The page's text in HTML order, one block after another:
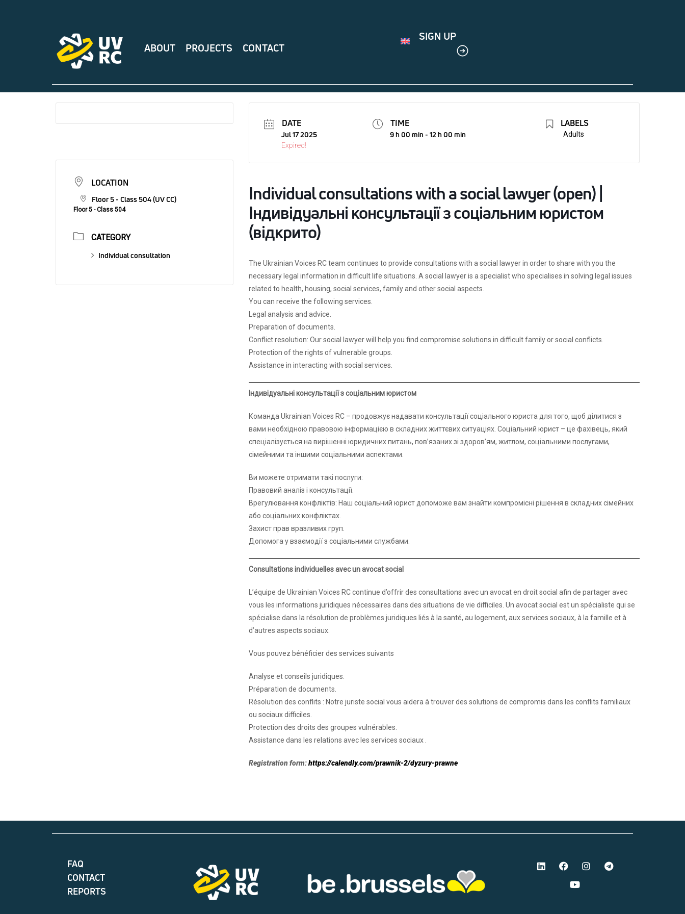
ABOUT PROJECTS CONTACT
SIGN UP
LOCATION
Floor 5 - Class 504 (UV CC)
Floor 5 - Class 504
CATEGORY
Individual consultation
DATE
Jul 17 2025
Expired!
TIME
9 h 00 min - 12 h 00 min
LABELS
Adults
Individual consultations with a social lawyer (open) |
Індивідуальні консультації з соціальним юристом
(відкрито)
The Ukrainian Voices RC team continues to provide consultations with a social lawyer in order to share with you the
necessary legal information in difficult life situations. A social lawyer is a specialist who specialises in solving legal issues
related to health, housing, social services, family and other social aspects.
You can receive the following services.
Legal analysis and advice.
Preparation of documents.
Conflict resolution: Our social lawyer will help you find compromise solutions in difficult family or social conflicts.
Protection of the rights of vulnerable groups.
Assistance in interacting with social services.
Індивідуальні консультації з соціальним юристом
Команда Ukrainian Voices RC – продовжує надавати консультації соціального юриста для того, щоб ділитися з
вами необхідною правовою інформацією в складних життєвих ситуаціях. Соціальний юрист – це фахівець, який
спеціалізується на вирішенні юридичних питань, пов’язаних зі здоров’ям, житлом, соціальними послугами,
сімейними та іншими соціальними аспектами.
Ви можете отримати такі послуги:
Правовий аналіз і консультації.
Врегулювання конфліктів: Наш соціальний юрист допоможе вам знайти компромісні рішення в складних сімейних
або соціальних конфліктах.
Захист прав вразливих груп.
Допомога у взаємодії з соціальними службами.
Consultations individuelles avec un avocat social
L’équipe de Ukrainian Voices RC continue d’offrir des consultations avec un avocat en droit social afin de partager avec
vous les informations juridiques nécessaires dans des situations de vie difficiles. Un avocat social est un spécialiste qui se
spécialise dans la résolution de problèmes juridiques liés à la santé, au logement, aux services sociaux, à la famille et à
d’autres aspects sociaux.
Vous pouvez bénéficier des services suivants
Analyse et conseils juridiques.
Préparation de documents.
Résolution des conflits : Notre juriste social vous aidera à trouver des solutions de compromis dans les conflits familiaux
ou sociaux difficiles.
Protection des droits des groupes vulnérables.
Assistance dans les relations avec les services sociaux .
Registration form:https://calendly.com/prawnik-2/dyzury-prawne
FAQ
CONTACT
REPORTS